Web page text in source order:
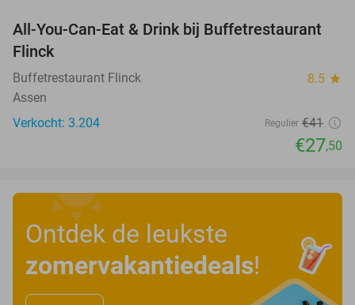
33%
All-You-Can-Eat & Drink bij Buffetrestaurant
Flinck
Buffetrestaurant Flinck 8.5 star
Assen
Verkocht: 3.204
Regulier €41
€27,50
Ontdek de leukste
zomervakantiedeals!